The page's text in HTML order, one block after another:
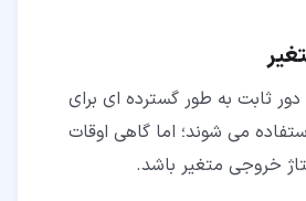
ثابت به طور گسترده ای برای
می شوند؛ اما گاهی اوقات
خروجی متغیر باشد.